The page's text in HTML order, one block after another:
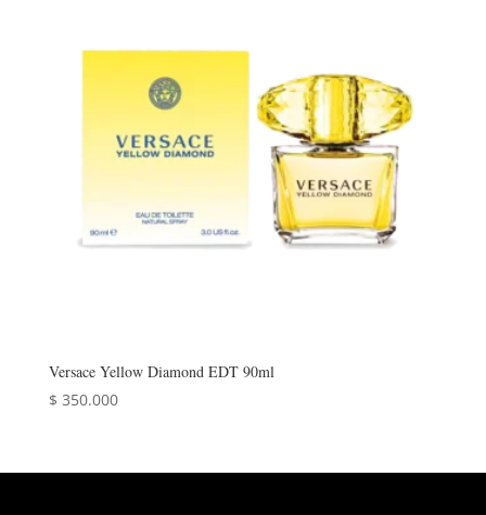
Versace Yellow Diamond EDT 90ml
$ 350.000